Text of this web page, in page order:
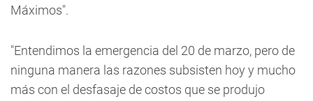
Máximos".
"Entendimos la emergencia del 20 de marzo, pero de
ninguna manera las razones subsisten hoy y mucho
más con el desfasaje de costos que se produjo